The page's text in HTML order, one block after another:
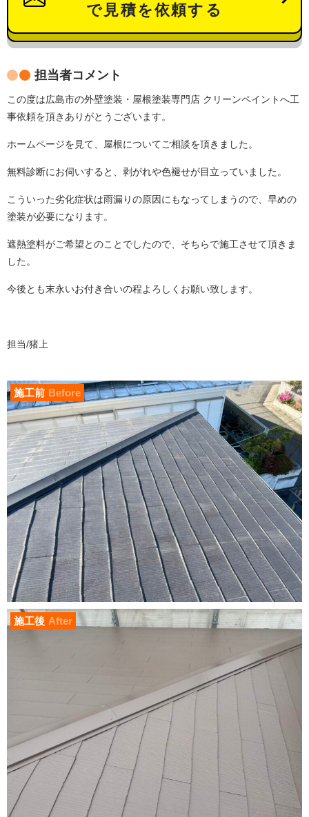
で見積を依頼する
担当者コメント
この度は広島市の外壁塗装・屋根塗装専門店 クリーンペイントへ工
事依頼を頂きありがとうございます。
ホームページを見て、屋根についてご相談を頂きました。
無料診断にお伺いすると、剥がれや色褪せが目立っていました。
こういった劣化症状は雨漏りの原因にもなってしまうので、早めの
塗装が必要になります。
遮熱塗料がご希望とのことでしたので、そちらで施工させて頂きま
した。
今後とも末永いお付き合いの程よろしくお願い致します。
担当/猪上
施工前 Before
施工後 After